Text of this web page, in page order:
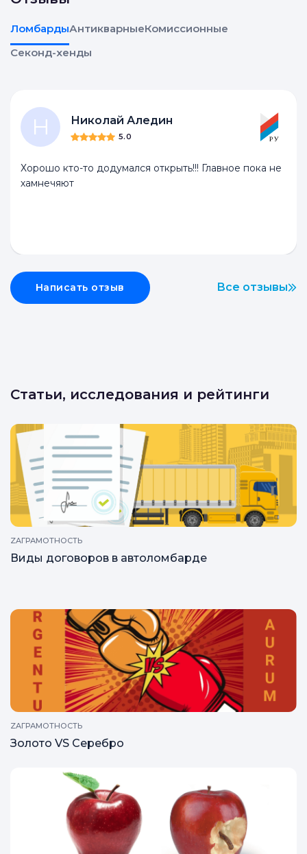
ЛомбардыАнтикварныеКомиссионные
Секонд-хенды
Все отзывы
Н Николай Аледин
5.0
Хорошо кто-то додумался открыть!!! Главное пока не
хамнечяют
Написать отзыв
Статьи, исследования и рейтинги
ZAГРАМОТНОСТЬ
Виды договоров в автоломбарде
ZAГРАМОТНОСТЬ
Золото VS Серебро